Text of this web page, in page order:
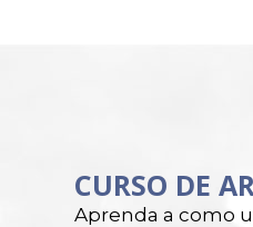
CURSO DE
Aprenda a como